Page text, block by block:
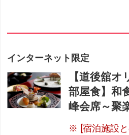
インターネット限定
【道後舘
部屋食】和
峰会席～聚
[宿泊施設